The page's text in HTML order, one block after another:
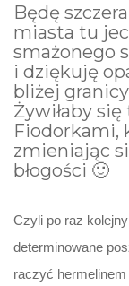
Będę
miasta tu
smażonego
i dziękuję
bliżej
Żywiłaby
Fiodorkami,
zmieniając
błogości 🙂
Czyli po raz
determinowane
raczyć